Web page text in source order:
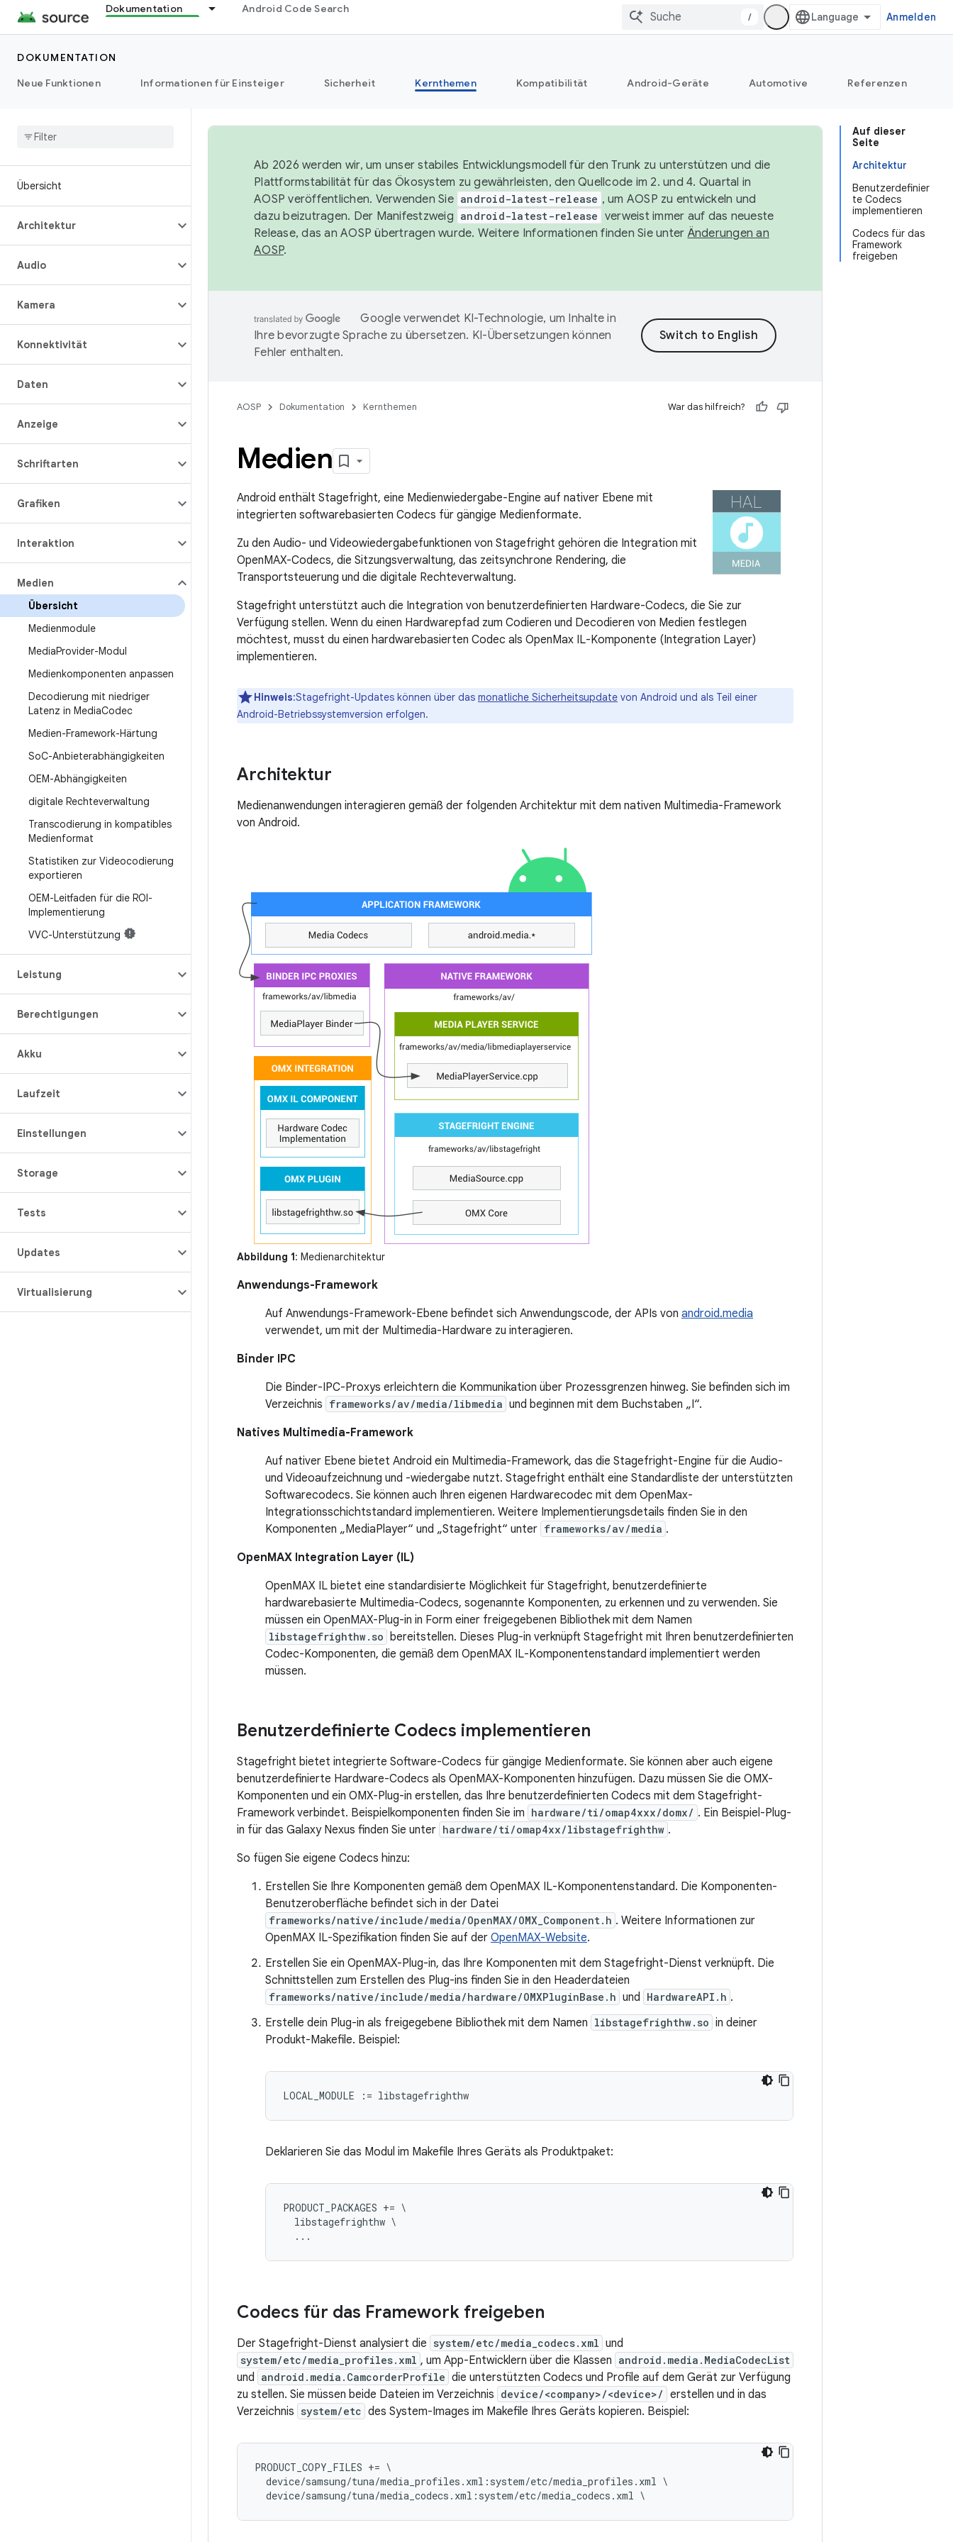
Dokumentation Android Code Search
/ Anmelden
DOKUMENTATION
Neue Funktionen
Informationen für Einsteiger Sicherheit Kernthemen Kompatibilität Android-Geräte Automotive Referenzen
Übersicht
Architektur
Audio
Kamera
Konnektivität
Daten
Anzeige
Schriftarten
Grafiken
Interaktion
Medien
Übersicht
Medienmodule
MediaProvider-Modul
Medienkomponenten anpassen
Decodierung mit niedriger
Latenz in MediaCodec
Medien-Framework-Härtung
SoC-Anbieterabhängigkeiten
OEM-Abhängigkeiten
digitale Rechteverwaltung
Transcodierung in kompatibles
Medienformat
Statistiken zur Videocodierung
exportieren
OEM-Leitfaden für die ROI-
Implementierung
VVC-Unterstützung
Leistung
Berechtigungen
Akku
Laufzeit
Einstellungen
Storage
Tests
Updates
Virtualisierung
Auf dieser
Seite
Architektur
Benutzerdefinier
te Codecs
implementieren
Codecs für das
Framework
freigeben
Ab 2026 werden wir, um unser stabiles Entwicklungsmodell für den Trunk zu unterstützen und die
Plattformstabilität für das Ökosystem zu gewährleisten, den Quellcode im 2. und 4. Quartal in
AOSP veröffentlichen. Verwenden Sie android-latest-release , um AOSP zu entwickeln und
dazu beizutragen. Der Manifestzweig android-latest-release verweist immer auf das neueste
Release, das an AOSP übertragen wurde. Weitere Informationen finden Sie unter Änderungen an
AOSP.
Google verwendet KI-Technologie, um Inhalte in
Ihre bevorzugte Sprache zu übersetzen. KI-Übersetzungen können
Fehler enthalten.
AOSP Dokumentation Kernthemen War das hilfreich?
Medien
Android enthält Stagefright, eine Medienwiedergabe-Engine auf nativer Ebene mit
integrierten softwarebasierten Codecs für gängige Medienformate.
Zu den Audio- und Videowiedergabefunktionen von Stagefright gehören die Integration mit
OpenMAX-Codecs, die Sitzungsverwaltung, das zeitsynchrone Rendering, die
Transportsteuerung und die digitale Rechteverwaltung.
Stagefright unterstützt auch die Integration von benutzerdefinierten Hardware-Codecs, die Sie zur
Verfügung stellen. Wenn du einen Hardwarepfad zum Codieren und Decodieren von Medien festlegen
möchtest, musst du einen hardwarebasierten Codec als OpenMax IL-Komponente (Integration Layer)
implementieren.
Hinweis:Stagefright-Updates können über das monatliche Sicherheitsupdate von Android und als Teil einer
Android-Betriebssystemversion erfolgen.
Architektur
Medienanwendungen interagieren gemäß der folgenden Architektur mit dem nativen Multimedia-Framework
von Android.
Abbildung 1: Medienarchitektur
Anwendungs-Framework
Auf Anwendungs-Framework-Ebene befindet sich Anwendungscode, der APIs von android.media
verwendet, um mit der Multimedia-Hardware zu interagieren.
Binder IPC
Die Binder-IPC-Proxys erleichtern die Kommunikation über Prozessgrenzen hinweg. Sie befinden sich im
Verzeichnis frameworks/av/media/libmedia und beginnen mit dem Buchstaben „I“.
Natives Multimedia-Framework
Auf nativer Ebene bietet Android ein Multimedia-Framework, das die Stagefright-Engine für die Audio-
und Videoaufzeichnung und -wiedergabe nutzt. Stagefright enthält eine Standardliste der unterstützten
Softwarecodecs. Sie können auch Ihren eigenen Hardwarecodec mit dem OpenMax-
Integrationsschichtstandard implementieren. Weitere Implementierungsdetails finden Sie in den
Komponenten „MediaPlayer“ und „Stagefright“ unter frameworks/av/media .
OpenMAX Integration Layer (IL)
OpenMAX IL bietet eine standardisierte Möglichkeit für Stagefright, benutzerdefinierte
hardwarebasierte Multimedia-Codecs, sogenannte Komponenten, zu erkennen und zu verwenden. Sie
müssen ein OpenMAX-Plug-in in Form einer freigegebenen Bibliothek mit dem Namen
libstagefrighthw.so bereitstellen. Dieses Plug-in verknüpft Stagefright mit Ihren benutzerdefinierten
Codec-Komponenten, die gemäß dem OpenMAX IL-Komponentenstandard implementiert werden
müssen.
Benutzerdefinierte Codecs implementieren
Stagefright bietet integrierte Software-Codecs für gängige Medienformate. Sie können aber auch eigene
benutzerdefinierte Hardware-Codecs als OpenMAX-Komponenten hinzufügen. Dazu müssen Sie die OMX-
Komponenten und ein OMX-Plug-in erstellen, das Ihre benutzerdefinierten Codecs mit dem Stagefright-
Framework verbindet. Beispielkomponenten finden Sie im hardware/ti/omap4xxx/domx/ . Ein Beispiel-Plug-
in für das Galaxy Nexus finden Sie unter hardware/ti/omap4xx/libstagefrighthw .
So fügen Sie eigene Codecs hinzu:
Erstellen Sie Ihre Komponenten gemäß dem OpenMAX IL-Komponentenstandard. Die Komponenten-
Benutzeroberfläche befindet sich in der Datei
frameworks/native/include/media/OpenMAX/OMX_Component.h . Weitere Informationen zur
OpenMAX IL-Spezifikation finden Sie auf der OpenMAX-Website.
Erstellen Sie ein OpenMAX-Plug-in, das Ihre Komponenten mit dem Stagefright-Dienst verknüpft. Die
Schnittstellen zum Erstellen des Plug-ins finden Sie in den Headerdateien
frameworks/native/include/media/hardware/OMXPluginBase.h und HardwareAPI.h .
Erstelle dein Plug-in als freigegebene Bibliothek mit dem Namen libstagefrighthw.so in deiner
Produkt-Makefile. Beispiel:
Deklarieren Sie das Modul im Makefile Ihres Geräts als Produktpaket:
PRODUCT_PACKAGES += \
  libstagefrighthw \
Codecs für das Framework freigeben
Der Stagefright-Dienst analysiert die system/etc/media_codecs.xml und
system/etc/media_profiles.xml , um App-Entwicklern über die Klassen android.media.MediaCodecList
und android.media.CamcorderProfile die unterstützten Codecs und Profile auf dem Gerät zur Verfügung
zu stellen. Sie müssen beide Dateien im Verzeichnis device/<company>/<device>/ erstellen und in das
Verzeichnis system/etc des System-Images im Makefile Ihres Geräts kopieren. Beispiel:
PRODUCT_COPY_FILES += \
  device/samsung/tuna/media_profiles.xml:system/etc/media_profiles.xml \